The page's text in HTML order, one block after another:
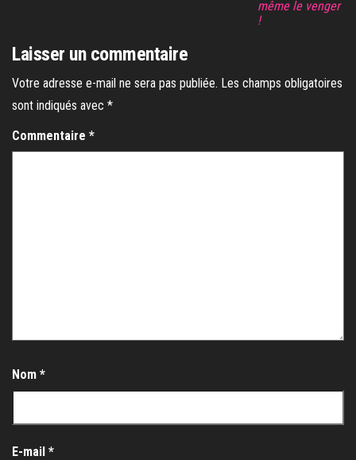
même le venger
!
Laisser un commentaire
Votre adresse e-mail ne sera pas publiée. Les champs obligatoires
sont indiqués avec *
Commentaire *
Nom *
E-mail *